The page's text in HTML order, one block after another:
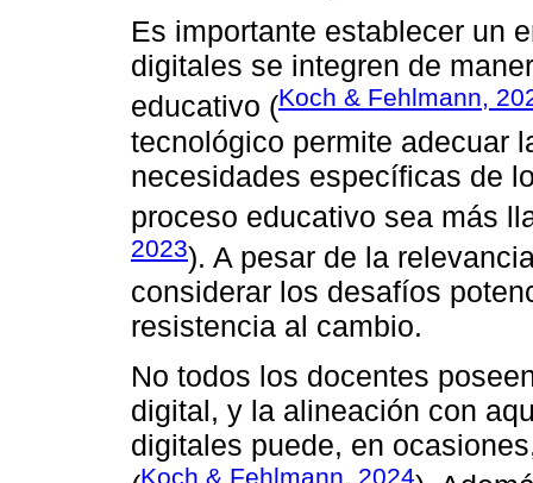
Es importante establecer un
digitales se integren de
educativo (Koch & Fehlmann,
tecnológico permite adecuar
necesidades específicas de
proceso educativo sea más
2023). A pesar de la
considerar los desafíos
resistencia al cambio.
No todos los docentes
digital, y la alineación con
digitales puede, en
Koch & Fehlmann, 2024